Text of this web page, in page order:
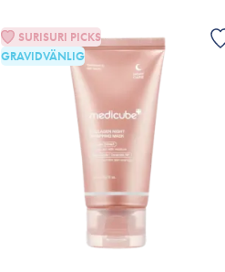
SURISURI PICKS
GRAVIDVÄNLIG